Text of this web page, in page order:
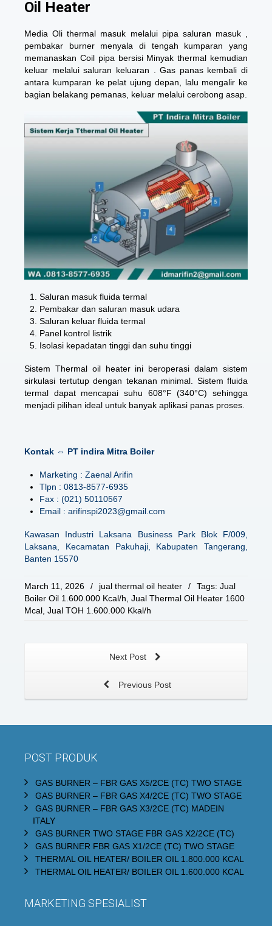
Oil Heater
Media Oli thermal masuk melalui pipa saluran masuk ,
pembakar burner menyala di tengah kumparan yang
memanaskan Coil pipa bersisi Minyak thermal kemudian
keluar melalui saluran keluaran . Gas panas kembali di
antara kumparan ke pelat ujung depan, lalu mengalir ke
bagian belakang pemanas, keluar melalui cerobong asap.
Saluran masuk fluida termal
Pembakar dan saluran masuk udara
Saluran keluar fluida termal
Panel kontrol listrik
Isolasi kepadatan tinggi dan suhu tinggi
Sistem Thermal oil heater ini beroperasi dalam sistem
sirkulasi tertutup dengan tekanan minimal. Sistem fluida
termal dapat mencapai suhu 608°F (340°C) sehingga
menjadi pilihan ideal untuk banyak aplikasi panas proses.
Kontak ⇔ PT indira Mitra Boiler
Marketing : Zaenal Arifin
Tlpn : 0813-8577-6935
Fax : (021) 50110567
Email : arifinspi2023@gmail.com
Kawasan Industri Laksana Business Park Blok F/009,
Laksana, Kecamatan Pakuhaji, Kabupaten Tangerang,
Banten 15570
March 11, 2026 / jual thermal oil heater / Tags: Jual
Boiler Oil 1.600.000 Kcal/h Jual Thermal Oil Heater 1600
Mcal Jual TOH 1.600.000 Kkal/h
Next Post
Previous Post
POST PRODUK
GAS BURNER – FBR GAS X5/2CE (TC) TWO STAGE
GAS BURNER – FBR GAS X4/2CE (TC) TWO STAGE
GAS BURNER – FBR GAS X3/2CE (TC) MADEIN
ITALY
GAS BURNER TWO STAGE FBR GAS X2/2CE (TC)
GAS BURNER FBR GAS X1/2CE (TC) TWO STAGE
THERMAL OIL HEATER/ BOILER OIL 1.800.000 KCAL
THERMAL OIL HEATER/ BOILER OIL 1.600.000 KCAL
MARKETING SPESIALIST